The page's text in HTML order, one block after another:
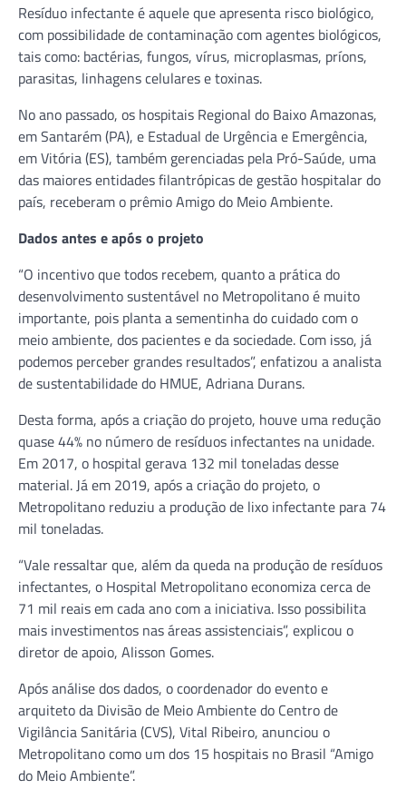
Resíduo infectante é aquele que apresenta risco biológico,
com possibilidade de contaminação com agentes biológicos,
tais como: bactérias, fungos, vírus, microplasmas, príons,
parasitas, linhagens celulares e toxinas.
No ano passado, os hospitais Regional do Baixo Amazonas,
em Santarém (PA), e Estadual de Urgência e Emergência,
em Vitória (ES), também gerenciadas pela Pró-Saúde, uma
das maiores entidades filantrópicas de gestão hospitalar do
país, receberam o prêmio Amigo do Meio Ambiente.
Dados antes e após o projeto
“O incentivo que todos recebem, quanto a prática do
desenvolvimento sustentável no Metropolitano é muito
importante, pois planta a sementinha do cuidado com o
meio ambiente, dos pacientes e da sociedade. Com isso, já
podemos perceber grandes resultados”, enfatizou a analista
de sustentabilidade do HMUE, Adriana Durans.
Desta forma, após a criação do projeto, houve uma redução
quase 44% no número de resíduos infectantes na unidade.
Em 2017, o hospital gerava 132 mil toneladas desse
material. Já em 2019, após a criação do projeto, o
Metropolitano reduziu a produção de lixo infectante para 74
mil toneladas.
“Vale ressaltar que, além da queda na produção de resíduos
infectantes, o Hospital Metropolitano economiza cerca de
71 mil reais em cada ano com a iniciativa. Isso possibilita
mais investimentos nas áreas assistenciais”, explicou o
diretor de apoio, Alisson Gomes.
Após análise dos dados, o coordenador do evento e
arquiteto da Divisão de Meio Ambiente do Centro de
Vigilância Sanitária (CVS), Vital Ribeiro, anunciou o
Metropolitano como um dos 15 hospitais no Brasil “Amigo
do Meio Ambiente”.